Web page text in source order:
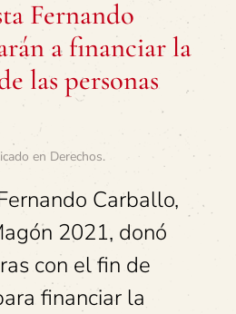
Fernando
a financiar la
las personas
en Derechos.
Carballo,
2021, donó
con el fin de
financiar la